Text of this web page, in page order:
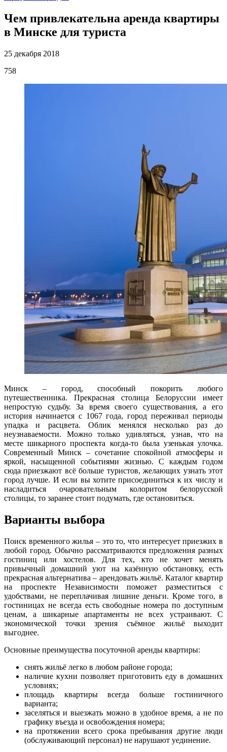
Чем привлекательна аренда квартиры
в Минске для туриста
25 декабря 2018
758
Минск – город, способный покорить любого
путешественника. Прекрасная столица Белоруссии имеет
непростую судьбу. За время своего существования, а его
история начинается с 1067 года, город переживал периоды
упадка и расцвета. Облик менялся несколько раз до
неузнаваемости. Можно только удивляться, узнав, что на
месте шикарного проспекта когда-то была узенькая улочка.
Современный Минск – сочетание спокойной атмосферы и
яркой, насыщенной событиями жизнью. С каждым годом
сюда приезжают всё больше туристов, желающих узнать этот
город лучше. И если вы хотите присоединиться к их числу и
насладиться очаровательным колоритом белорусской
столицы, то заранее стоит подумать, где остановиться.
Варианты выбора
Поиск временного жилья – это то, что интересует приезжих в
любой город. Обычно рассматриваются предложения разных
гостиниц или хостелов. Для тех, кто не хочет менять
привычный домашний уют на казённую обстановку, есть
прекрасная альтернатива – арендовать жильё. Каталог квартир
на проспекте Независимости поможет разместиться с
удобствами, не переплачивая лишние деньги. Кроме того, в
гостиницах не всегда есть свободные номера по доступным
ценам, а шикарные апартаменты не всех устраивают. С
экономической точки зрения съёмное жильё выходит
выгоднее.
Основные преимущества посуточной аренды квартиры:
снять жильё легко в любом районе города;
наличие кухни позволяет приготовить еду в домашних
условиях;
площадь квартиры всегда больше гостиничного
варианта;
заселяться и выезжать можно в удобное время, а не по
графику въезда и освобождения номера;
на протяжении всего срока пребывания другие люди
(обслуживающий персонал) не нарушают уединение.